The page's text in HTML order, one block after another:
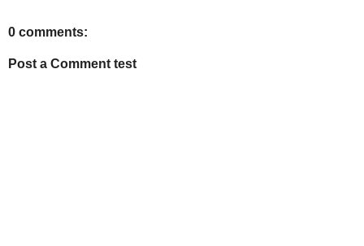
0 comments:
Post a Comment test